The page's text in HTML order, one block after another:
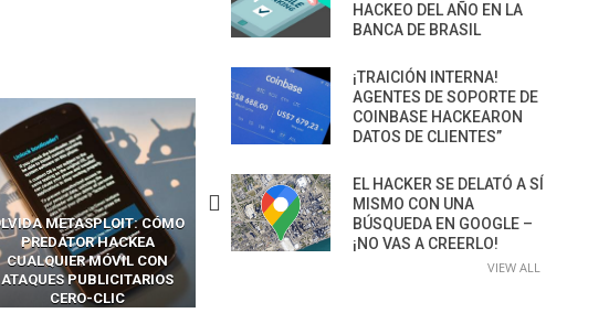
CÓMO LOS HACKERS
INTERCEPTAN OTPS Y
LLAMADAS MÓVILES SIN
‘HACKEAR’ — EL INCREÍBLE
PODER DE LOS SIM BOXES”
13 TÉCNICAS
RIDÍCULAMENTE FÁCILES
CÓMO LOS HACKERS
MANIPULAN GITHUB
COPILOT DENTRO DE VS
HACKEO DEL AÑO EN LA
BANCA DE BRASIL
¡TRAICIÓN INTERNA!
AGENTES DE SOPORTE DE
COINBASE HACKEARON
DATOS DE CLIENTES”
EL HACKER SE DELATÓ A SÍ
MISMO CON UNA
BÚSQUEDA EN GOOGLE –
¡NO VAS A CREERLO!
VIEW ALL